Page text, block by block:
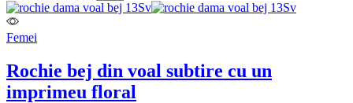
Femei
Rochie bej din voal subtire cu un
imprimeu floral